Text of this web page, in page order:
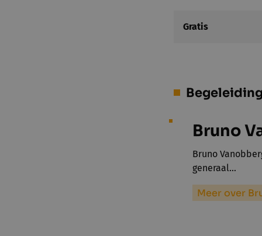
Gratis
Begeleiding
Bruno
Bruno
generaal…
Meer over